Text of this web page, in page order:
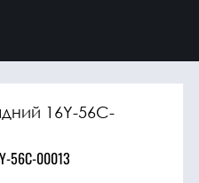
16Y-56C-
56C-00013